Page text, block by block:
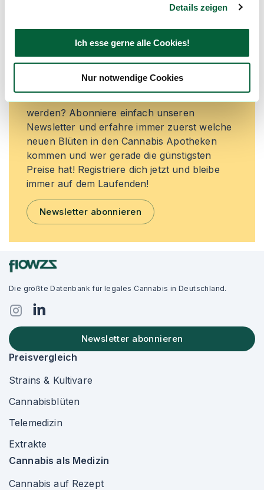
Details zeigen
Ich esse gerne alle Cookies!
Nur notwendige Cookies
Neue Cannabisblüten und die
besten Preise nicht mehr
verpassen!
Möchtest du vor allen Anderen informiert
werden? Abonniere einfach unseren
Newsletter und erfahre immer zuerst welche
neuen Blüten in den Cannabis Apotheken
kommen und wer gerade die günstigsten
Preise hat! Registriere dich jetzt und bleibe
immer auf dem Laufenden!
Newsletter abonnieren
Die größte Datenbank für legales Cannabis in Deutschland.
Newsletter abonnieren
Preisvergleich
Strains & Kultivare
Cannabisblüten
Telemedizin
Extrakte
Cannabis als Medizin
Cannabis auf Rezept